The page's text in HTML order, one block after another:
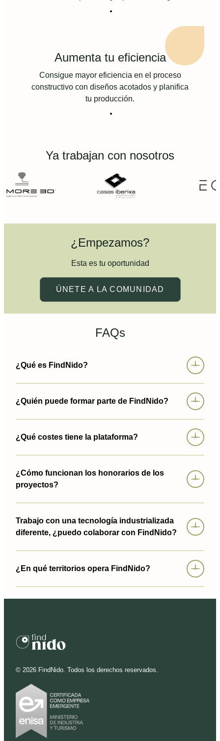
Aumenta tu eficiencia
Consigue mayor eficiencia en el proceso
constructivo con diseños acotados y planifica
tu producción.
Ya trabajan con nosotros
¿Empezamos?
Esta es tu oportunidad
ÚNETE A LA COMUNIDAD
FAQs
¿Qué es FindNido?
¿Quién puede formar parte de FindNido?
¿Qué costes tiene la plataforma?
¿Cómo funcionan los honorarios de los
proyectos?
Trabajo con una tecnología industrializada
diferente, ¿puedo colaborar con FindNido?
¿En qué territorios opera FindNido?
© 2026 FindNido. Todos los derechos reservados.